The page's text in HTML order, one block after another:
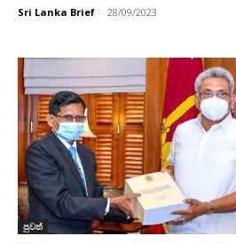
Sri Lanka Brief - 28/09/2023
පුවත්